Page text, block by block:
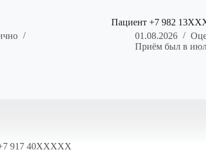
Пациент +7 982
01.08.2026
Приём был в
917 40XXXXX